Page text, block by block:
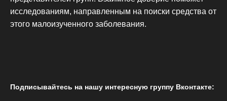
исследованиям, направленным на поиски средства от
этого малоизученного заболевания.
Подписывайтесь на нашу интересную группу Вконтакте: